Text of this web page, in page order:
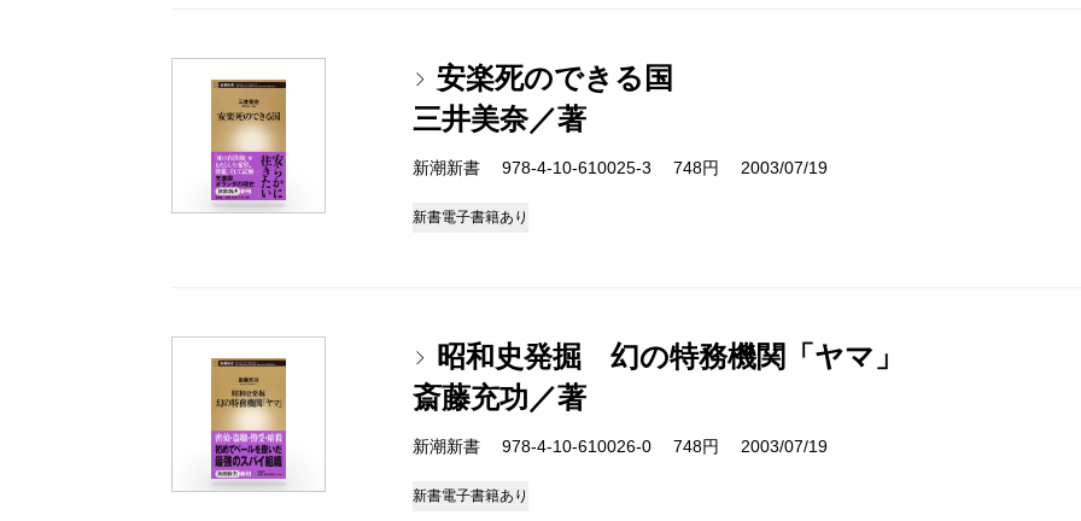
安楽死のできる国
三井美奈／著
新潮新書 978-4-10-610025-3 748円 2003/07/19
新書電子書籍あり
昭和史発掘 幻の特務機関「ヤマ」
斎藤充功／著
新潮新書 978-4-10-610026-0 748円 2003/07/19
新書電子書籍あり